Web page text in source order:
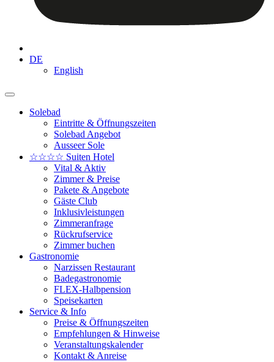
DE
English
Solebad
Eintritte & Öffnungszeiten
Solebad Angebot
Ausseer Sole
☆☆☆☆ Suiten Hotel
Vital & Aktiv
Zimmer & Preise
Pakete & Angebote
Gäste Club
Inklusivleistungen
Zimmeranfrage
Rückrufservice
Zimmer buchen
Gastronomie
Narzissen Restaurant
Badegastronomie
FLEX-Halbpension
Speisekarten
Service & Info
Preise & Öffnungszeiten
Empfehlungen & Hinweise
Veranstaltungskalender
Kontakt & Anreise